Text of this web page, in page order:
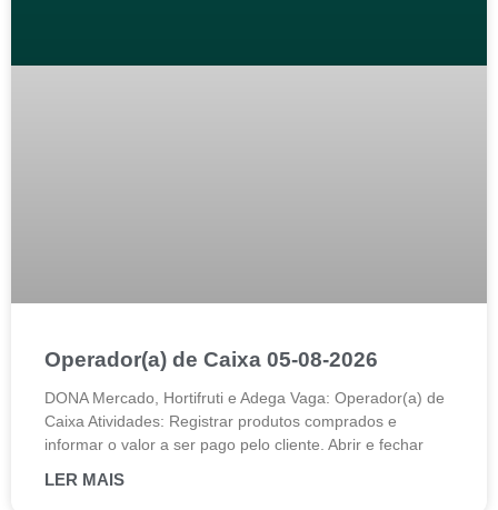
Operador(a) de Caixa 05-08-2026
DONA Mercado, Hortifruti e Adega Vaga: Operador(a) de
Caixa Atividades: Registrar produtos comprados e
informar o valor a ser pago pelo cliente. Abrir e fechar
LER MAIS